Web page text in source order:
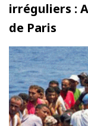
irréguliers :
de Paris